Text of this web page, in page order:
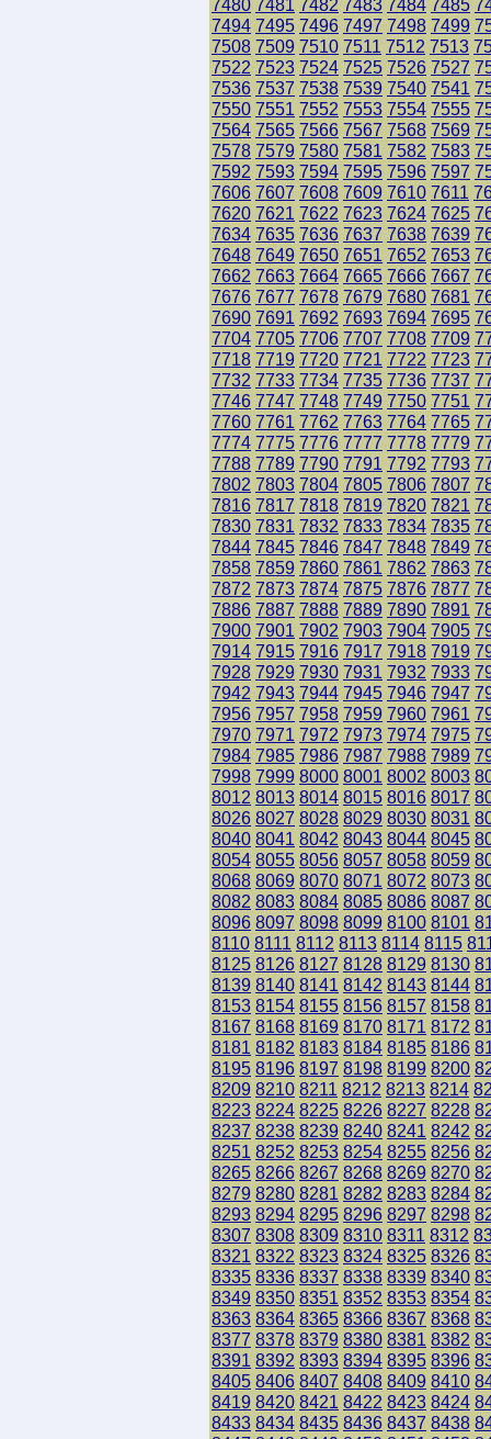
7480 7481 7482 7483 7484 7485
7494 7495 7496 7497 7498 7499
7508 7509 7510 7511 7512 7513
7522 7523 7524 7525 7526 7527
7536 7537 7538 7539 7540 7541
7550 7551 7552 7553 7554 7555
7564 7565 7566 7567 7568 7569
7578 7579 7580 7581 7582 7583
7592 7593 7594 7595 7596 7597
7606 7607 7608 7609 7610 7611
7620 7621 7622 7623 7624 7625
7634 7635 7636 7637 7638 7639
7648 7649 7650 7651 7652 7653
7662 7663 7664 7665 7666 7667
7676 7677 7678 7679 7680 7681
7690 7691 7692 7693 7694 7695
7704 7705 7706 7707 7708 7709
7718 7719 7720 7721 7722 7723
7732 7733 7734 7735 7736 7737
7746 7747 7748 7749 7750 7751
7760 7761 7762 7763 7764 7765
7774 7775 7776 7777 7778 7779
7788 7789 7790 7791 7792 7793
7802 7803 7804 7805 7806 7807
7816 7817 7818 7819 7820 7821
7830 7831 7832 7833 7834 7835
7844 7845 7846 7847 7848 7849
7858 7859 7860 7861 7862 7863
7872 7873 7874 7875 7876 7877
7886 7887 7888 7889 7890 7891
7900 7901 7902 7903 7904 7905
7914 7915 7916 7917 7918 7919
7928 7929 7930 7931 7932 7933
7942 7943 7944 7945 7946 7947
7956 7957 7958 7959 7960 7961
7970 7971 7972 7973 7974 7975
7984 7985 7986 7987 7988 7989
7998 7999 8000 8001 8002 8003
8012 8013 8014 8015 8016 8017
8026 8027 8028 8029 8030 8031
8040 8041 8042 8043 8044 8045
8054 8055 8056 8057 8058 8059
8068 8069 8070 8071 8072 8073
8082 8083 8084 8085 8086 8087
8096 8097 8098 8099 8100 8101
8110 8111 8112 8113 8114 8115
8125 8126 8127 8128 8129 8130
8139 8140 8141 8142 8143 8144
8153 8154 8155 8156 8157 8158
8167 8168 8169 8170 8171 8172
8181 8182 8183 8184 8185 8186
8195 8196 8197 8198 8199 8200
8209 8210 8211 8212 8213 8214
8223 8224 8225 8226 8227 8228
8237 8238 8239 8240 8241 8242
8251 8252 8253 8254 8255 8256
8265 8266 8267 8268 8269 8270
8279 8280 8281 8282 8283 8284
8293 8294 8295 8296 8297 8298
8307 8308 8309 8310 8311 8312
8321 8322 8323 8324 8325 8326
8335 8336 8337 8338 8339 8340
8349 8350 8351 8352 8353 8354
8363 8364 8365 8366 8367 8368
8377 8378 8379 8380 8381 8382
8391 8392 8393 8394 8395 8396
8405 8406 8407 8408 8409 8410
8419 8420 8421 8422 8423 8424
8433 8434 8435 8436 8437 8438